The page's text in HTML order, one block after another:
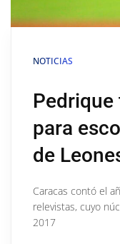
NOTICIAS
para
de
Caracas contó el
relevistas, cuyo
2017